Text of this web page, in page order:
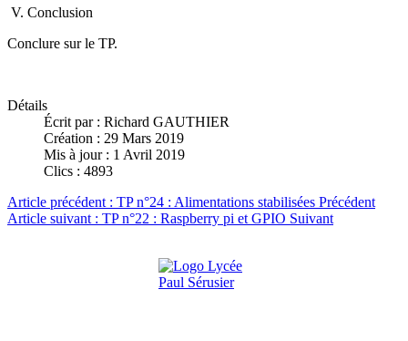
V. Conclusion
Conclure sur le TP.
Détails
Écrit par : Richard GAUTHIER
Création : 29 Mars 2019
Mis à jour : 1 Avril 2019
Clics : 4893
Article précédent : TP n°24 : Alimentations stabilisées Précédent
Article suivant : TP n°22 : Raspberry pi et GPIO Suivant